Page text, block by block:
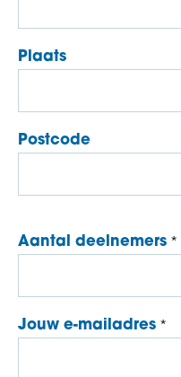
Plaats
Postcode
Aantal deelnemers
Jouw
Jouw e-mailadres